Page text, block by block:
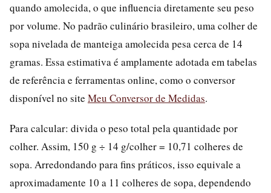
quando amolecida, o que influencia diretamente seu peso
por volume. No padrão culinário brasileiro, uma colher de
sopa nivelada de manteiga amolecida pesa cerca de 14
gramas. Essa estimativa é amplamente adotada em tabelas
de referência e ferramentas online, como o conversor
disponível no site Meu Conversor de Medidas.
Para calcular: divida o peso total pela quantidade por
colher. Assim, 150 g ÷ 14 g/colher = 10,71 colheres de
sopa. Arredondando para fins práticos, isso equivale a
aproximadamente 10 a 11 colheres de sopa, dependendo